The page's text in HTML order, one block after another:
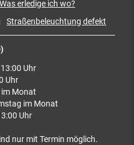
Uhr
Uhr
Monat
im Monat
Uhr
nur mit Termin möglich.
Was erledige ich wo?
Straßenbeleuchtung defekt